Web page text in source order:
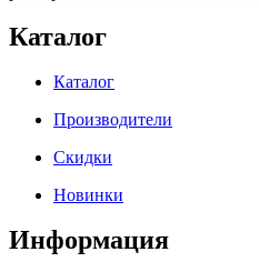
Каталог
Каталог
Производители
Скидки
Новинки
Информация